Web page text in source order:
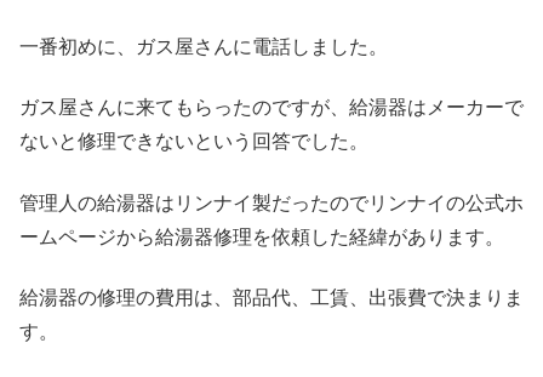
一番初めに、ガス屋さんに電話しました。
ガス屋さんに来てもらったのですが、給湯器はメーカーで
ないと修理できないという回答でした。
管理人の給湯器はリンナイ製だったのでリンナイの公式ホ
ームページから給湯器修理を依頼した経緯があります。
給湯器の修理の費用は、部品代、工賃、出張費で決まりま
す。